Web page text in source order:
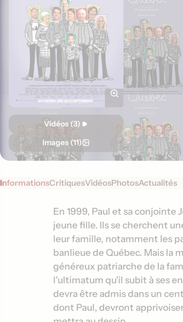
Vidéos (3)
Images (11)
InformationsCritiquesVidéosPhotosActualités
S
y
n
o
p
s
s
En 1999, Paul et sa
jeune fille. Ils se cherchent
leur famille, notamment les
banlieue de Québec. Mais la
généreux patriarche de la
l'ultimatum qu'il subit à ses
devra être admis dans un
dont Paul, devront